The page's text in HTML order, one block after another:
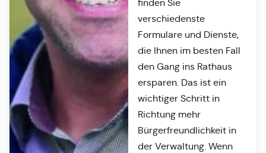
finden Sie
verschiedenste
Formulare und Dienste,
die Ihnen im besten Fall
den Gang ins Rathaus
ersparen. Das ist ein
wichtiger Schritt in
Richtung mehr
Bürgerfreundlichkeit in
der Verwaltung. Wenn